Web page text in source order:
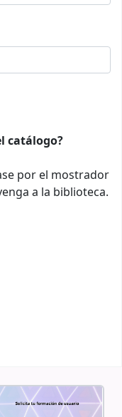
catálogo?
por el mostrador
a la biblioteca.